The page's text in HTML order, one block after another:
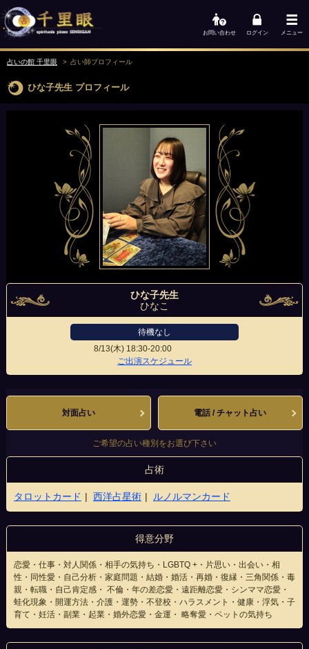
お問い合わせ ログイン メニュー
占いの館 千里眼 占い師プロフィール
ひな子先生 プロフィール
ひな子先生
ひなこ
待機なし
8/13(木) 18:30-20:00
ご出演スケジュール
対面占い 電話 / チャット占い
ご希望の占い種別をお選び下さい
占術
タロットカード 西洋占星術 ルノルマンカード
得意分野
恋愛・仕事・対人関係・相手の気持ち・LGBTQ +・片思い・出会い・相
性・同性愛・自己分析・家庭問題・結婚・婚活・再婚・復縁・三角関係・毒
親・転職・自己肯定感・ 不倫・年の差恋愛・遠距離恋愛・シンママ恋愛・
蛙化現象・開運方法・介護・運勢・不登校・ハラスメント・健康・浮気・子
育て・妊活・副業・起業・婚外恋愛・金運・ 略奪愛・ペットの気持ち